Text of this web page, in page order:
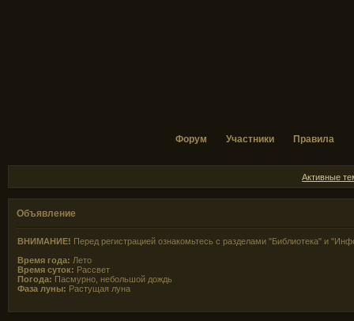
Форум Участники Правила
Активные
Объявление
ВНИМАНИЕ! Перед регистрацией ознакомьтесь с разделами "Библиотека" и
Время года: Лето
Время суток: Рассвет
Погода: Пасмурно, небольшой дождь
Фаза луны: Растущая луна